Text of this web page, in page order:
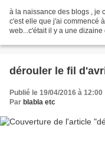
à la naissance des blogs , je
c'est elle que j'ai commencé
web...c'était il y a une
dérouler le fil
Publié le 19/04/2016 à 12:00
Par blabla etc